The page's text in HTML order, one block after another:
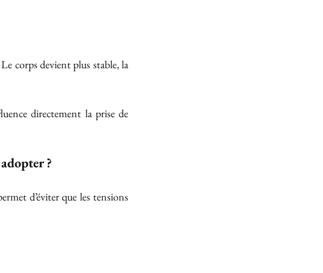
corps devient plus stable, la
directement la prise de
?
d’éviter que les tensions